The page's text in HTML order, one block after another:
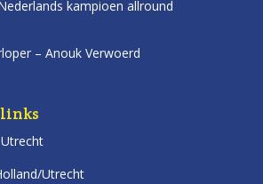
kampioen allround
– Anouk Verwoerd
Utrecht